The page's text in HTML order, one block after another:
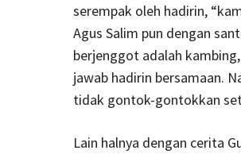
serempak oleh hadirin,
Agus Salim pun dengan
berjenggot adalah
jawab hadirin bersamaan.
tidak gontok-gontokkan
Lain halnya dengan cerita